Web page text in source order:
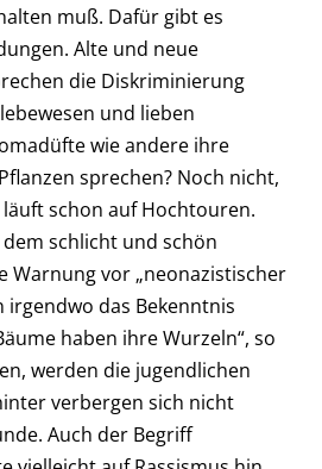
muß. Dafür gibt es
Alte und neue
die Diskriminierung
und lieben
wie andere ihre
sprechen? Noch nicht,
schon auf Hochtouren.
schlicht und schön
Warnung vor „neonazistischer
irgendwo das Bekenntnis
haben ihre Wurzeln“, so
werden die jugendlichen
verbergen sich nicht
Auch der Begriff